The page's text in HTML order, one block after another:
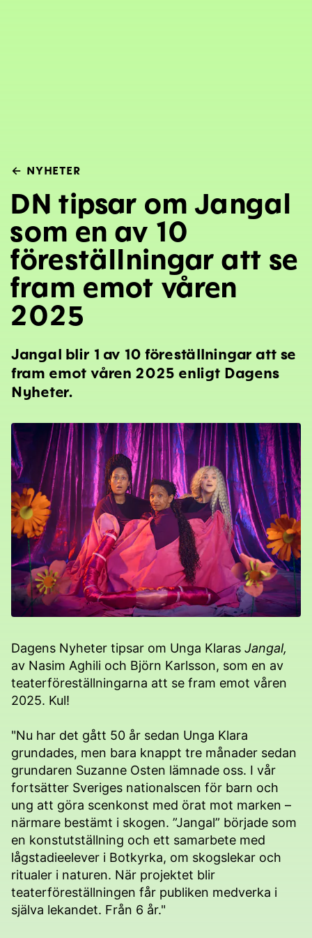
← NYHETER
DN tipsar om Jangal
som en av 10
föreställningar att se
fram emot våren
2025
Jangal blir 1 av 10 föreställningar att se
fram emot våren 2025 enligt Dagens
Nyheter.
Dagens Nyheter tipsar om Unga Klaras Jangal,
av Nasim Aghili och Björn Karlsson, som en av
teaterföreställningarna att se fram emot våren
2025. Kul!
"Nu har det gått 50 år sedan Unga Klara
grundades, men bara knappt tre månader sedan
grundaren Suzanne Osten lämnade oss. I vår
fortsätter Sveriges nationalscen för barn och
ung att göra scenkonst med örat mot marken –
närmare bestämt i skogen. ”Jangal” började som
en konstutställning och ett samarbete med
lågstadieelever i Botkyrka, om skogslekar och
ritualer i naturen. När projektet blir
teaterföreställningen får publiken medverka i
själva lekandet. Från 6 år."